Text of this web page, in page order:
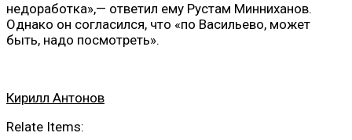
недоработка»,— ответил ему Рустам Минниханов.
Однако он согласился, что «по Васильево, может
быть, надо посмотреть».
Кирилл Антонов
Relate Items: